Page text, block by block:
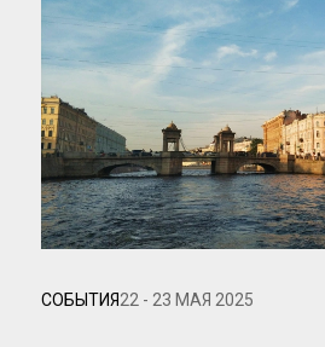
СОБЫТИЯ22 - 23 МАЯ 2025